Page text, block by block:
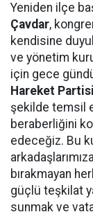
Yeniden ilçe
Çavdar,
kendisine
ve yönetim
için gece
Hareket
şekilde temsil
beraberliğini
edeceğiz. Bu
bırakmayan
güçlü teşkilat
sunmak ve